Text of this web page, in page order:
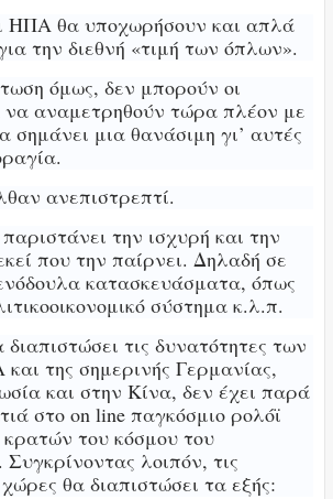
ΗΠΑ θα υποχωρήσουν και απλά
την διεθνή «τιμή των όπλων».
όμως, δεν μπορούν οι
αναμετρηθούν τώρα πλέον με
σημάνει μια θανάσιμη γι’ αυτές
ανεπιστρεπτί.
την ισχυρή και την
που την παίρνει. Δηλαδή σε
κατασκευάσματα, όπως
σύστημα κ.λ.π.
τις δυνατότητες των
της σημερινής Γερμανίας,
και στην Κίνα, δεν έχει παρά
στο on line παγκόσμιο ρολόϊ
του κόσμου του
Συγκρίνοντας λοιπόν, τις
θα διαπιστώσει τα εξής: